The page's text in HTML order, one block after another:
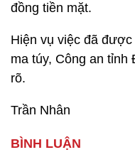
đồng tiền mặt.
Hiện vụ việc đã
ma túy, Công an tỉnh
rõ.
Trần Nhân